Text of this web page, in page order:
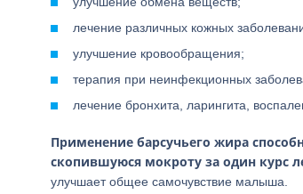
лечение различных кожных
улучшение кровообращения;
терапия при неинфекционных
лечение бронхита, ларингита,
Применение барсучьего жира
скопившуюся мокроту за один курс
улучшает общее самочувствие малыша.